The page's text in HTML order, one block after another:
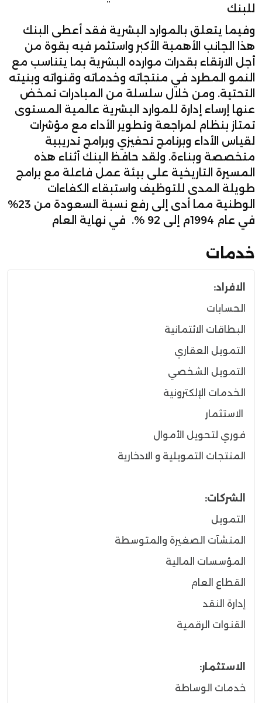
للبنك
وفيما يتعلق بالموارد البشرية فقد أعطى البنك
هذا الجانب الأهمية الأكبر واستثمر فيه بقوة من
أجل الارتقاء بقدرات موارده البشرية بما يتناسب مع
النمو المطرد في منتجاته وخدماته وقنواته وبنيته
التحتية. ومن خلال سلسلة من المبادرات تمخض
عنها إرساء إدارة للموارد البشرية عالمية المستوى
تمتاز بنظام لمراجعة وتطوير الأداء مع مؤشرات
لقياس الأداء وبرنامج تحفيزي وبرامج تدريبية
متخصصة وبناءة. ولقد حافظ البنك أثناء هذه
المسيرة التاريخية على بيئة عمل فاعلة مع برامج
طويلة المدى للتوظيف واستبقاء الكفاءات
الوطنية مما أدى إلى رفع نسبة السعودة من 23%
في عام 1994م إلى 92 %. في نهاية العام
خدمات
الافراد:
الحسابات
البطاقات الائتمانية
التمويل العقاري
التمويل الشخصي
الخدمات الإلكترونية
الاستثمار
فوري لتحويل الأموال
المنتجات التمويلية و الادخارية
الشركات:
التمويل
المنشآت الصغيرة والمتوسطة
المؤسسات المالية
القطاع العام
إدارة النقد
القنوات الرقمية
الاستثمار:
خدمات الوساطة